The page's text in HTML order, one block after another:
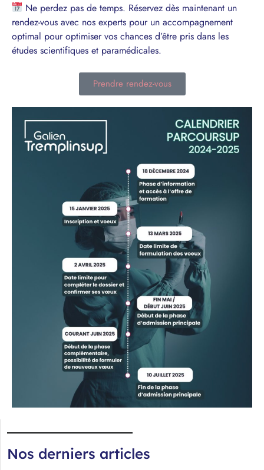
Ne perdez pas de temps. Réservez dès maintenant un
rendez-vous avec nos experts pour un accompagnement
optimal pour optimiser vos chances d’être pris dans les
études scientifiques et paramédicales.
Prendre rendez-vous
Nos derniers articles